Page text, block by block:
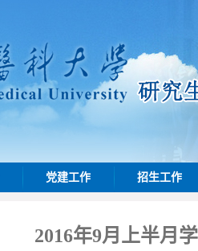
党建工作 招生工作
2016年9月上半月